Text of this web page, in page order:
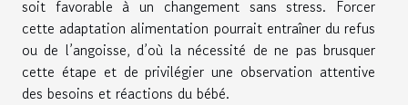
soit favorable à un changement sans stress. Forcer
cette adaptation alimentation pourrait entraîner du refus
ou de l’angoisse, d’où la nécessité de ne pas brusquer
cette étape et de privilégier une observation attentive
des besoins et réactions du bébé.